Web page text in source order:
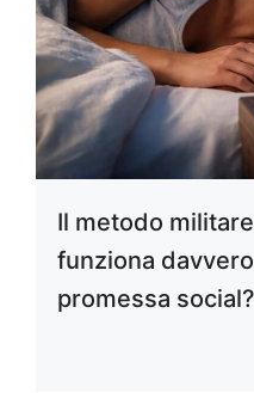
Il metodo
funziona
promessa social?